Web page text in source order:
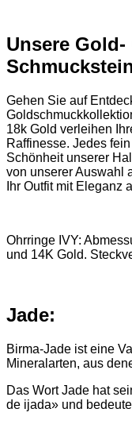
Unsere Gold-
Gehen Sie auf
18k Gold verleihen
Raffinesse. Jedes
Schönheit unserer
von unserer Auswahl
Ihr Outfit mit Eleganz
Ohrringe IVY:
und 14K Gold.
Jade:
Birma-Jade ist eine
Mineralarten, aus
Das Wort Jade hat
de ijada» und